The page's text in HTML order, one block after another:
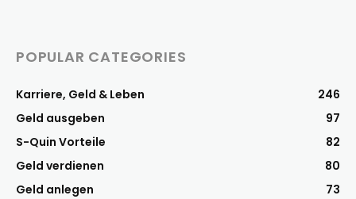
POPULAR CATEGORIES
Karriere, Geld & Leben
246
Geld ausgeben
97
S-Quin Vorteile
82
Geld verdienen
80
Geld anlegen
73